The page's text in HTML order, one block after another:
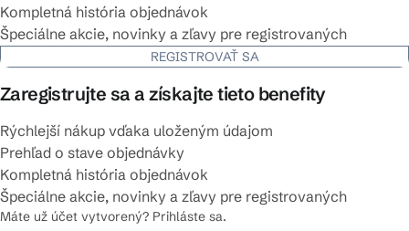
Kompletná história objednávok
Špeciálne akcie, novinky a zľavy pre registrovaných
REGISTROVAŤ SA
Zaregistrujte sa a získajte tieto benefity
Rýchlejší nákup vďaka uloženým údajom
Prehľad o stave objednávky
Kompletná história objednávok
Špeciálne akcie, novinky a zľavy pre registrovaných
Máte už účet vytvorený? Prihláste sa.